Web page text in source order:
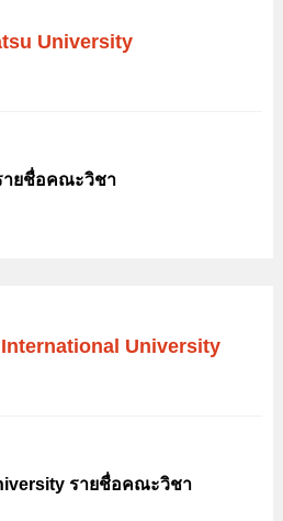
University
ายชื่อคณะวิชา
University
รายชื่อคณะวิชา